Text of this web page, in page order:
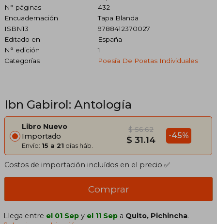
N° páginas
432
Encuadernación
Tapa Blanda
ISBN13
9788412370027
Editado en
España
N° edición
1
Categorías
Poesía De Poetas Individuales
Ibn Gabirol: Antología
Libro Nuevo
Importado
Envío: 15 a 21 días háb.
$ 56.62
$ 31.14 -45%
Costos de importación incluídos en el precio ✅
Comprar
Llega entre el 01 Sep y el 11 Sep a Quito, Pichincha.